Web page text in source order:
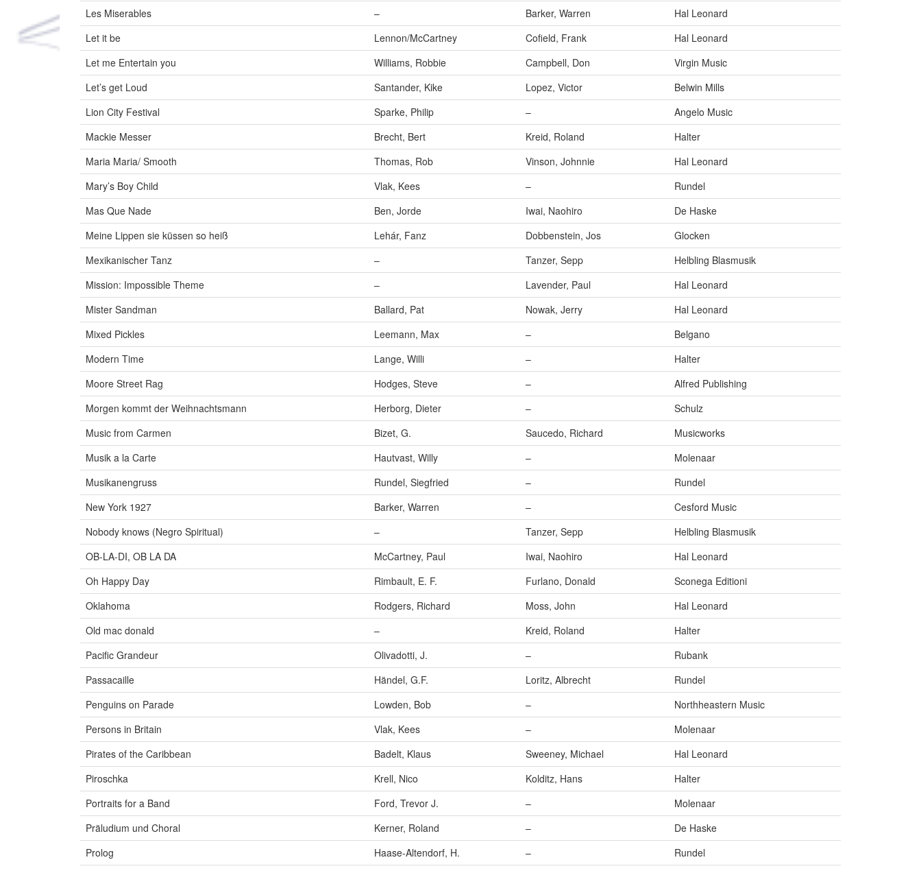
Les Miserables
– Barker, Warren
Hal Leonard
Let it be
Lennon/McCartney Cofield, Frank
Hal Leonard
Let me Entertain you
Williams, Robbie Campbell, Don
Virgin Music
Let’s get Loud
Santander, Kike Lopez, Victor
Belwin Mills
Lion City Festival
Sparke, Philip –
Angelo Music
Mackie Messer
Brecht, Bert Kreid, Roland
Halter
Maria Maria/ Smooth
Thomas, Rob Vinson, Johnnie
Hal Leonard
Mary’s Boy Child
Vlak, Kees –
Rundel
Mas Que Nade
Ben, Jorde Iwai, Naohiro
De Haske
Meine Lippen sie küssen so heiß
Lehár, Fanz Dobbenstein, Jos
Glocken
Mexikanischer Tanz
– Tanzer, Sepp
Helbling Blasmusik
Mission: Impossible Theme
– Lavender, Paul
Hal Leonard
Mister Sandman
Ballard, Pat Nowak, Jerry
Hal Leonard
Mixed Pickles
Leemann, Max –
Belgano
Modern Time
Lange, Willi –
Halter
Moore Street Rag
Hodges, Steve –
Alfred Publishing
Morgen kommt der Weihnachtsmann
Herborg, Dieter –
Schulz
Music from Carmen
Bizet, G. Saucedo, Richard
Musicworks
Musik a la Carte
Hautvast, Willy –
Molenaar
Musikanengruss
Rundel, Siegfried –
Rundel
New York 1927
Barker, Warren –
Cesford Music
Nobody knows (Negro Spiritual)
– Tanzer, Sepp
Helbling Blasmusik
OB-LA-DI, OB LA DA
McCartney, Paul Iwai, Naohiro
Hal Leonard
Oh Happy Day
Rimbault, E. F. Furlano, Donald
Sconega Editioni
Oklahoma
Rodgers, Richard Moss, John
Hal Leonard
Old mac donald
– Kreid, Roland
Halter
Pacific Grandeur
Olivadotti, J. –
Rubank
Passacaille
Händel, G.F. Loritz, Albrecht
Rundel
Penguins on Parade
Lowden, Bob –
Northheastern Music
Persons in Britain
Vlak, Kees –
Molenaar
Pirates of the Caribbean
Badelt, Klaus Sweeney, Michael
Hal Leonard
Piroschka
Krell, Nico Kolditz, Hans
Halter
Portraits for a Band
Ford, Trevor J. –
Molenaar
Präludium und Choral
Kerner, Roland –
De Haske
Prolog
Haase-Altendorf, H. –
Rundel